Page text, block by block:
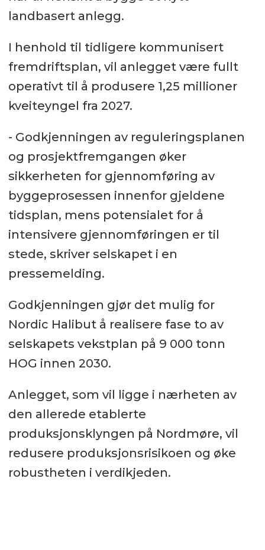
landbasert anlegg.
I henhold til tidligere kommunisert
fremdriftsplan, vil anlegget være fullt
operativt til å produsere 1,25 millioner
kveiteyngel fra 2027.
- Godkjenningen av reguleringsplanen
og prosjektfremgangen øker
sikkerheten for gjennomføring av
byggeprosessen innenfor gjeldene
tidsplan, mens potensialet for å
intensivere gjennomføringen er til
stede, skriver selskapet i en
pressemelding.
Godkjenningen gjør det mulig for
Nordic Halibut å realisere fase to av
selskapets vekstplan på 9 000 tonn
HOG innen 2030.
Anlegget, som vil ligge i nærheten av
den allerede etablerte
produksjonsklyngen på Nordmøre, vil
redusere produksjonsrisikoen og øke
robustheten i verdikjeden.